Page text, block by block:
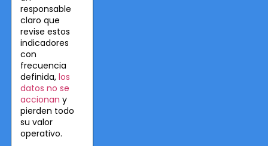
responsable
claro que
revise estos
indicadores
con
frecuencia
definida, los
datos no se
accionan y
pierden todo
su valor
operativo.